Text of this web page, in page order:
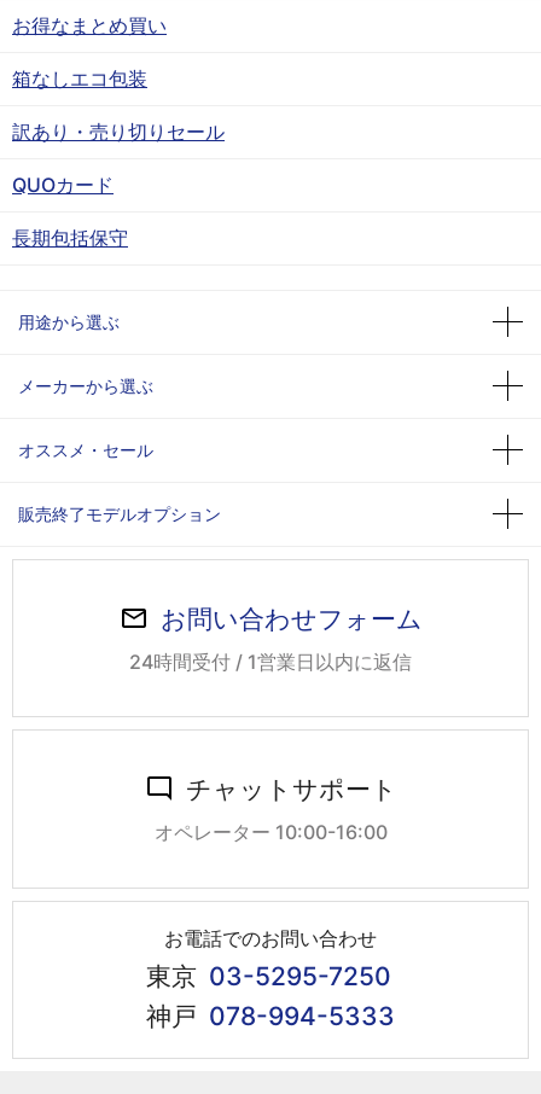
お得なまとめ買い
箱なしエコ包装
訳あり・売り切りセール
QUOカード
長期包括保守
用途から選ぶ
メーカーから選ぶ
オススメ・セール
販売終了モデルオプション
お問い合わせフォーム
24時間受付 / 1営業日以内に返信
チャットサポート
オペレーター 10:00-16:00
お電話でのお問い合わせ
東京 03-5295-7250
神戸 078-994-5333